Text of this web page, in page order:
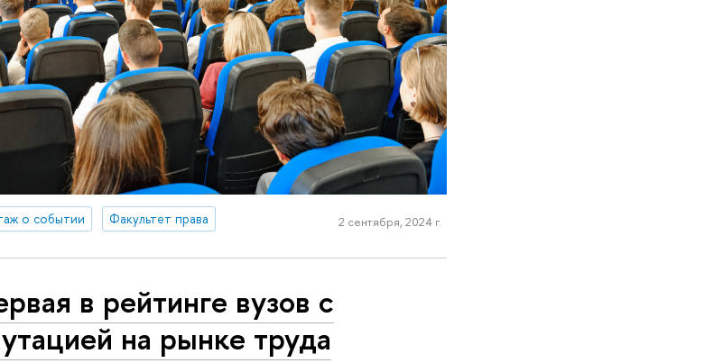
о событии Факультет права 2 сентября, 2024 г.
в рейтинге вузов с
на рынке труда